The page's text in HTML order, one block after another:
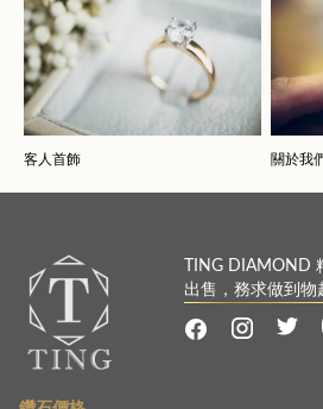
客人首飾 關於我
TING DIAMOND
出售，務求做到物